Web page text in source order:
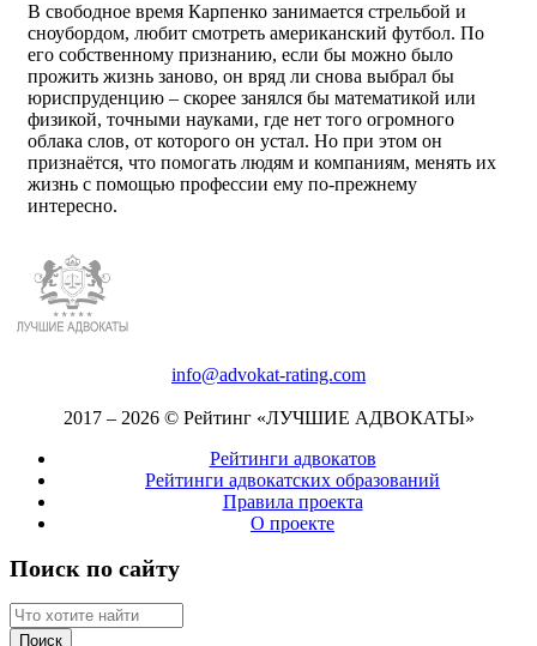
В свободное время Карпенко занимается стрельбой и
сноубордом, любит смотреть американский футбол. По
его собственному признанию, если бы можно было
прожить жизнь заново, он вряд ли снова выбрал бы
юриспруденцию – скорее занялся бы математикой или
физикой, точными науками, где нет того огромного
облака слов, от которого он устал. Но при этом он
признаётся, что помогать людям и компаниям, менять их
жизнь с помощью профессии ему по-прежнему
интересно.
info@advokat-rating.com
2017 – 2026 © Рейтинг «ЛУЧШИЕ АДВОКАТЫ»
Рейтинги адвокатов
Рейтинги адвокатских образований
Правила проекта
О проекте
Поиск по сайту